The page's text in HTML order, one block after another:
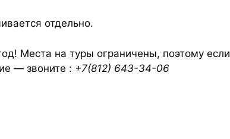
отдельно.
Места на туры ограничены, поэтому если
— звоните : +7(812) 643-34-06